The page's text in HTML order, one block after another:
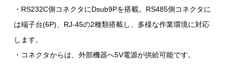
・RS232C側コネクタにDsub9Pを搭載。RS485側コネクタに
は端子台(6P)、RJ-45の2種類搭載し、多様な作業環境に対応
します。
・コネクタからは、外部機器へ5V電源が供給可能です。